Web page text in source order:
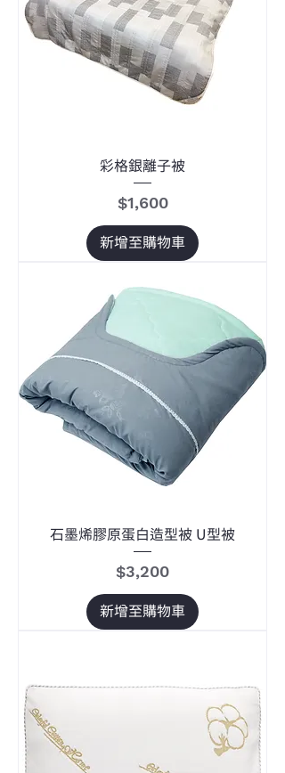
彩格銀離子被
價格
$1,600
新增至購物車
石墨烯膠原蛋白造型被 U型被
價格
$3,200
新增至購物車